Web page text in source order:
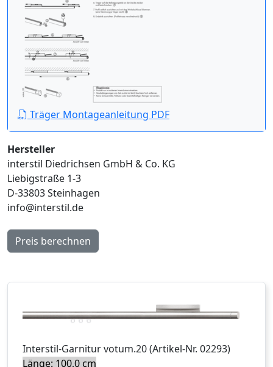
Träger Montageanleitung PDF
Hersteller
interstil Diedrichsen GmbH & Co. KG
Liebigstraße 1-3
D-33803 Steinhagen
info@interstil.de
Preis berechnen
Interstil-Garniturvotum.20(Artikel-Nr. 02293)
Länge: 100,0 cm